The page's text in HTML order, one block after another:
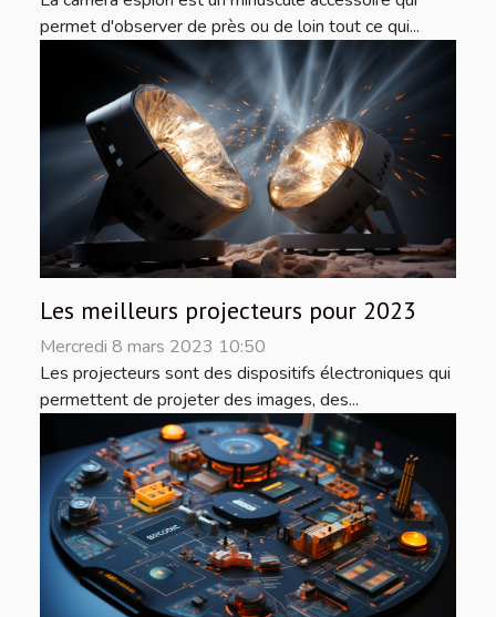
permet d'observer de près ou de loin tout ce qui...
Les meilleurs projecteurs pour 2023
Mercredi 8 mars 2023 10:50
Les projecteurs sont des dispositifs électroniques qui
permettent de projeter des images, des...